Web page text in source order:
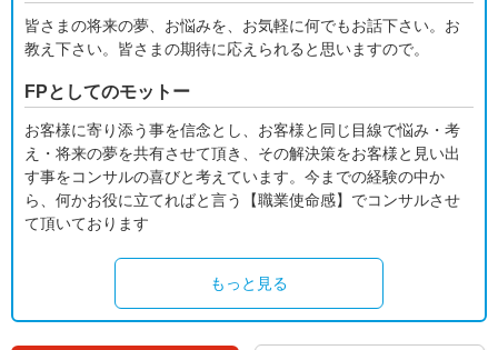
皆さまの将来の夢、お悩みを、お気軽に何でもお話下さい。お
教え下さい。皆さまの期待に応えられると思いますので。
FPとしてのモットー
お客様に寄り添う事を信念とし、お客様と同じ目線で悩み・考
え・将来の夢を共有させて頂き、その解決策をお客様と見い出
す事をコンサルの喜びと考えています。今までの経験の中か
ら、何かお役に立てればと言う【職業使命感】でコンサルさせ
て頂いております
もっと見る